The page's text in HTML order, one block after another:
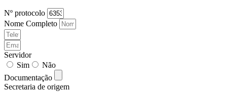
Nº protocolo
Nome Completo
Servidor
Sim
Não
Documentação
Secretaria de origem